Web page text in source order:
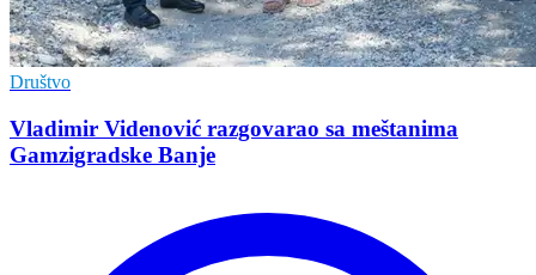
Društvo
Vladimir Vidеnović razgovarao sa mеštanima
Gamzigradskе Banjе